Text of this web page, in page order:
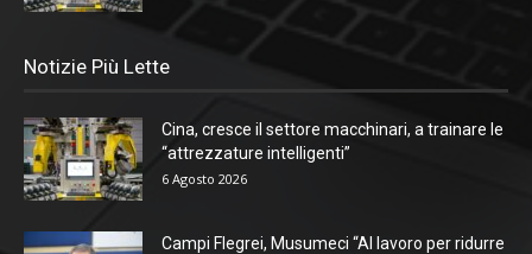
Notizie Più Lette
Cina, cresce il settore macchinari, a trainare le
“attrezzature intelligenti”
6 Agosto 2026
Campi Flegrei, Musumeci “Al lavoro per ridurre